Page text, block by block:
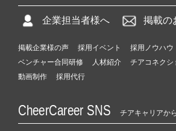
企業担当者様へ 掲載の
掲載企業様の声 採用イベント 採用ノウハウ
ベンチャー合同研修
人材紹介 チアコネクシ
動画制作
採用代行
CheerCareer SNS チアキャリアか